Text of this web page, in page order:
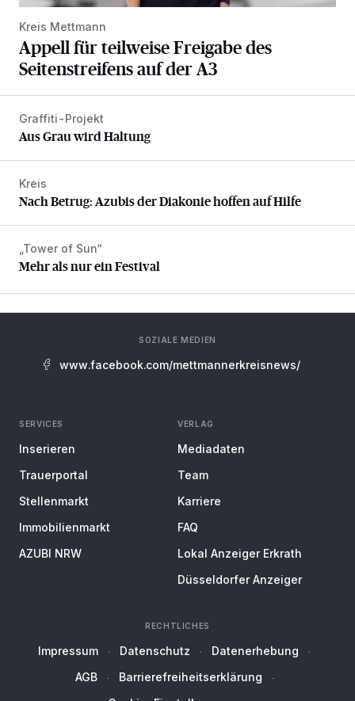
Kreis Mettmann
Appell für teilweise Freigabe des
Seitenstreifens auf der A3
Aus Grau wird Haltung
Graffiti-Projekt
Aus Grau wird Haltung
Nach Betrug: Azubis der Diakonie hoffen auf Hilfe
Kreis
Nach Betrug: Azubis der Diakonie hoffen auf Hilfe
Mehr als nur ein Festival
„Tower of Sun“
Mehr als nur ein Festival
SOZIALE MEDIEN
www.facebook.com/mettmannerkreisnews/
SERVICES
Inserieren
Trauerportal
Stellenmarkt
Immobilienmarkt
AZUBI NRW
VERLAG
Mediadaten
Team
Karriere
FAQ
Lokal Anzeiger Erkrath
Düsseldorfer Anzeiger
RECHTLICHES
Impressum Datenschutz
Datenerhebung
AGB
Barrierefreiheitserklärung